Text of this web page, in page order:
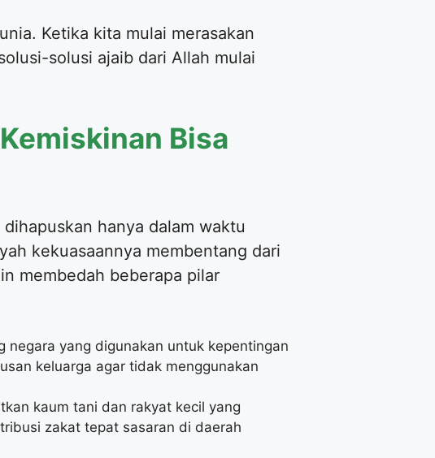
Ketika kita mulai merasakan
solusi ajaib dari Allah mulai
Bisa
hanya dalam waktu
kekuasaannya membentang dari
membedah beberapa pilar
yang digunakan untuk kepentingan
keluarga agar tidak menggunakan
kaum tani dan rakyat kecil yang
zakat tepat sasaran di daerah